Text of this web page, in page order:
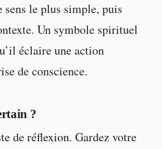
sens le plus simple, puis
Un symbole spirituel
éclaire une action
de conscience.
?
de réflexion. Gardez votre